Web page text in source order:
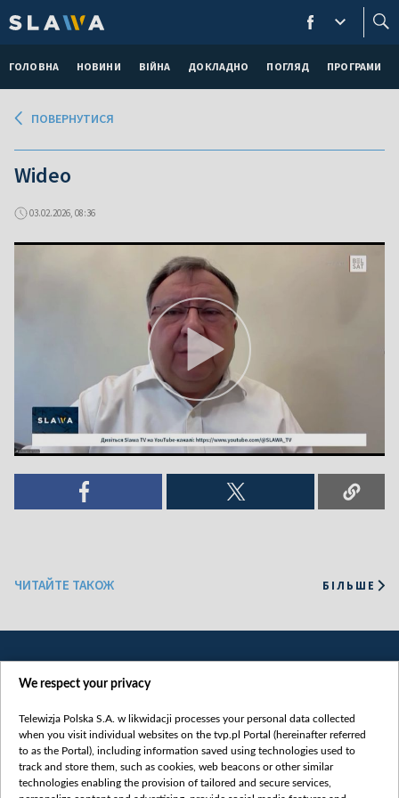
ГОЛОВНА НОВИНИ ВІЙНА ДОКЛАДНО ПОГЛЯД ПРОГРАМИ
ПОВЕРНУТИСЯ
Wideo
03.02.2026, 08:36
ЧИТАЙТЕ ТАКОЖ БІЛЬШЕ
Категорії
We respect your privacy
Telewizja Polska S.A. w likwidacji processes your personal data collected
when you visit individual websites on the tvp.pl Portal (hereinafter referred
to as the Portal), including information saved using technologies used to
track and store them, such as cookies, web beacons or other similar
technologies enabling the provision of tailored and secure services,